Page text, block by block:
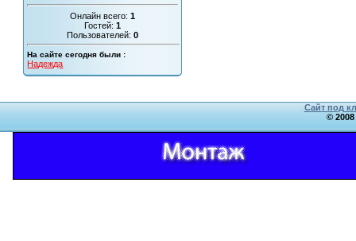
Онлайн всего:1
Гостей:1
Пользователей:0
На сайте сегодня были :
Надежда
Сайт под
©